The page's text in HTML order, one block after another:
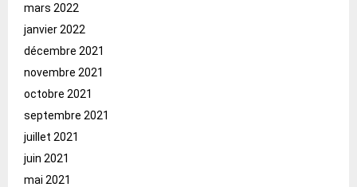
mars 2022
janvier 2022
décembre 2021
novembre 2021
octobre 2021
septembre 2021
juillet 2021
juin 2021
mai 2021